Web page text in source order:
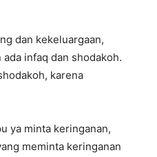
dan kekeluargaan,
infaq dan shodakoh.
karena
ya minta keringanan,
meminta keringanan